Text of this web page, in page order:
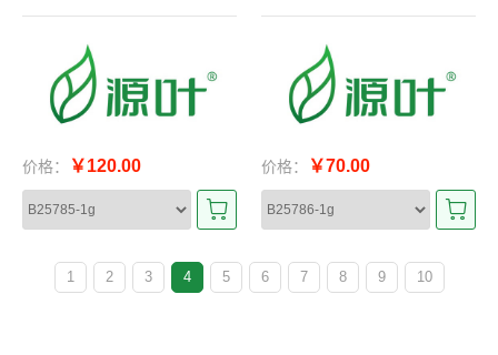
价格： ￥120.00 价格： ￥70.00
1 2 3 4 5 6 7 8 9 10